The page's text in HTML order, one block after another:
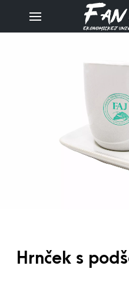
Hrnček s